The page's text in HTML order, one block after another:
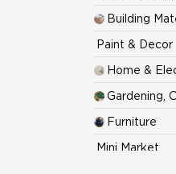
Building
Paint & Decor
Home &
Gardening,
Furniture
Mini Market